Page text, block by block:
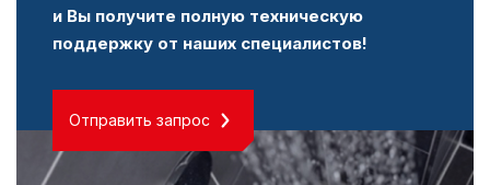
и Вы получите полную техническую
поддержку от наших специалистов!
Отправить запрос